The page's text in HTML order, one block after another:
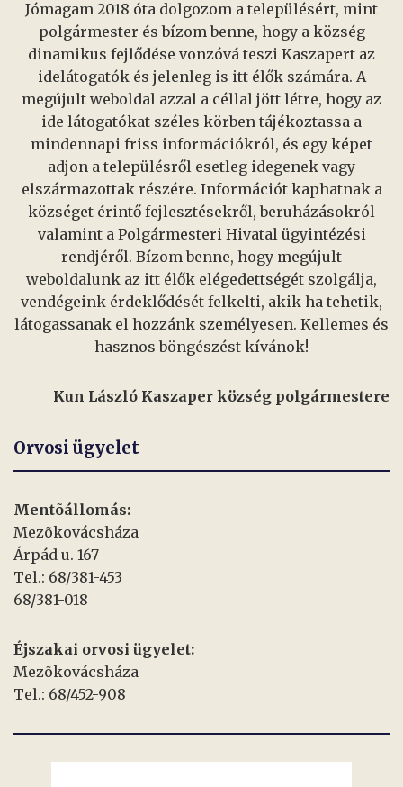
Jómagam 2018 óta dolgozom a településért, mint
polgármester és bízom benne, hogy a község
dinamikus fejlődése vonzóvá teszi Kaszapert az
idelátogatók és jelenleg is itt élők számára. A
megújult weboldal azzal a céllal jött létre, hogy az
ide látogatókat széles körben tájékoztassa a
mindennapi friss információkról, és egy képet
adjon a településről esetleg idegenek vagy
elszármazottak részére. Információt kaphatnak a
községet érintő fejlesztésekről, beruházásokról
valamint a Polgármesteri Hivatal ügyintézési
rendjéről. Bízom benne, hogy megújult
weboldalunk az itt élők elégedettségét szolgálja,
vendégeink érdeklődését felkelti, akik ha tehetik,
látogassanak el hozzánk személyesen. Kellemes és
hasznos böngészést kívánok!
Kun László Kaszaper község polgármestere
Orvosi ügyelet
Mentõállomás:
Mezõkovácsháza
Árpád u. 167
Tel.: 68/381-453
68/381-018
Éjszakai orvosi ügyelet:
Mezõkovácsháza
Tel.: 68/452-908